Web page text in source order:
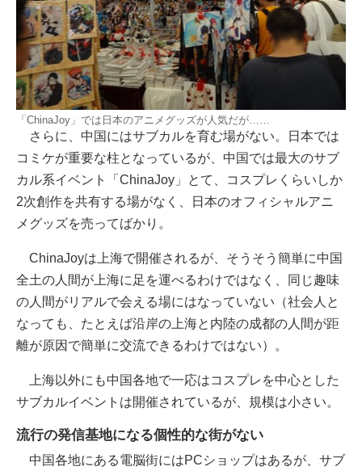
「ChinaJoy」では日本のアニメグッズが人気だが……
さらに、中国にはサブカルを育む場がない。日本では
コミケが重要な柱となっているが、中国では最大のサブ
カル系イベント「ChinaJoy」とて、コスプレくらいしか
2次創作を共有する場がなく、日本のオフィシャルアニ
メグッズを売ってばかり。
ChinaJoyは上海で開催されるが、そうそう簡単に中国
全土の人間が上海に足を運べるわけではなく、同じ趣味
の人間がリアルで会える場にはなっていない（社会人と
なっても、たとえば沿岸の上海と内陸の成都の人間が距
離が原因で簡単に交流できるわけではない）。
上海以外にも中国各地で一応はコスプレを中心とした
サブカルイベントは開催されているが、規模は小さい。
流行の発信基地になる個性的な街がない
中国各地にある電脳街にはPCショップはあるが、サブ